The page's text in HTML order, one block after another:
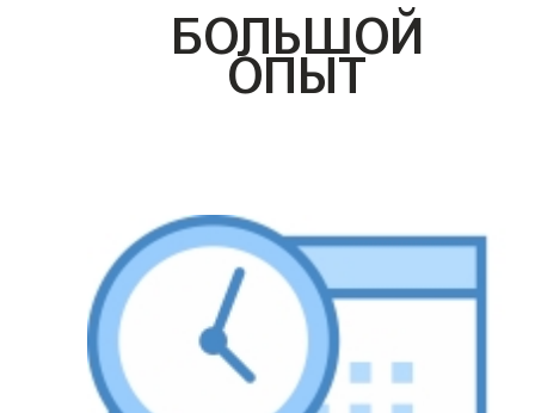
БОЛЬШОЙ
ОПЫТ